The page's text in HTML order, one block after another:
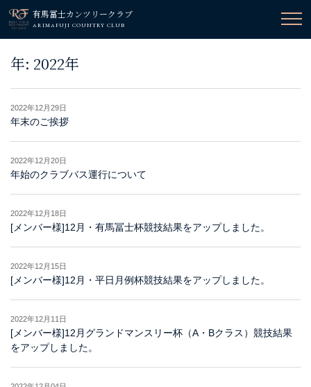
有馬冨士カンツリークラブ
ARIMAFUJI COUNTRY CLUB
年: 2022年
2022年12月29日
年末のご挨拶
2022年12月20日
年始のクラブバス運行について
2022年12月18日
[メンバー様]12月・有馬冨士杯競技結果をアップしました。
2022年12月15日
[メンバー様]12月・平日月例杯競技結果をアップしました。
2022年12月11日
[メンバー様]12月グランドマンスリー杯（A・Bクラス）競技結果
をアップしました。